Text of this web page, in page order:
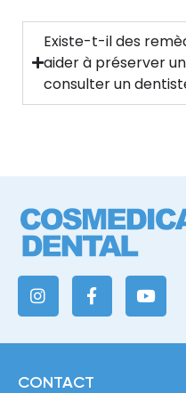
Existe-t-il des
aider à préserver
consulter un
CONTACT